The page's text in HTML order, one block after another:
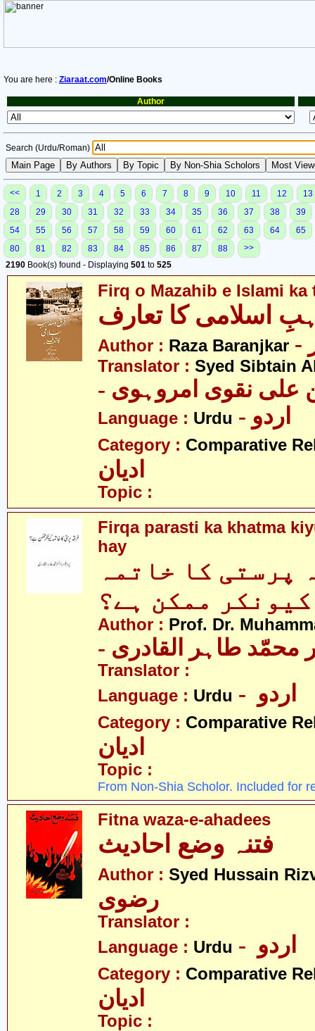
You are here : Ziaraat.com/Online Books
Author
Search (Urdu/Roman)
<< 1 2 3 4 5 6 7 8 9 10 11 12
13
28
29 30 31 32 33 34 35 36 37 38
39
54
55 56 57 58 59 60 61 62 63 64
65
80
81 82 83 84 85 86 87 88
>>
2190 Book(s) found - Displaying 501 to 525
Firq o Mazahib e Islami ka
اسلامی کا تعارف
Author : Raza Baranjkar
Translator : Syed Sibtain
علی نقوی امروہوی
Language : Urdu - اردو
Category : Comparative
ادیان
Topic :
Firqa parasti ka khatma
hay
پرستی کا خاتمہ
کیونکر ممکن ہے؟
Author : Prof. Dr.
محمّد طاہر القادری
Translator :
Language : Urdu
Category : Comparative
ادیان
Topic :
From Non-Shia Scholor. Included for
Fitna waza-e-ahadees
فتنہ وضع احادیث
Author : Syed Hussain
رضوی
Translator :
Language : Urdu
Category : Comparative
ادیان
Topic :